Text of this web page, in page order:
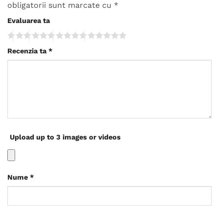
obligatorii sunt marcate cu *
Evaluarea ta
Recenzia ta *
Upload up to 3 images or videos
Nume *